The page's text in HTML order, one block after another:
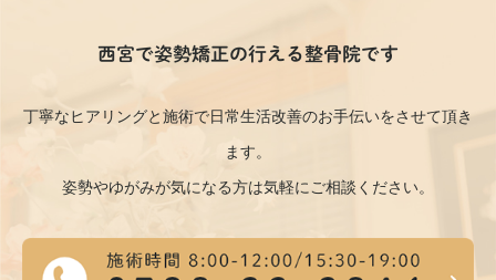
西宮で姿勢矯正の行える整骨院です
丁寧なヒアリングと施術で日常生活改善のお手伝いをさせて頂き
ます。
姿勢やゆがみが気になる方は気軽にご相談ください。